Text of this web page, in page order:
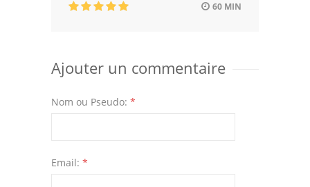
60 MIN
Ajouter un commentaire
Nom ou Pseudo: *
Email: *